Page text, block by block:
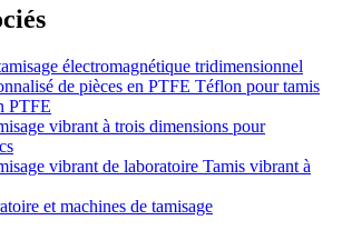
électromagnétique tridimensionnel
de pièces en PTFE Téflon pour tamis
PTFE
vibrant à trois dimensions pour
vibrant de laboratoire Tamis vibrant à
et machines de tamisage